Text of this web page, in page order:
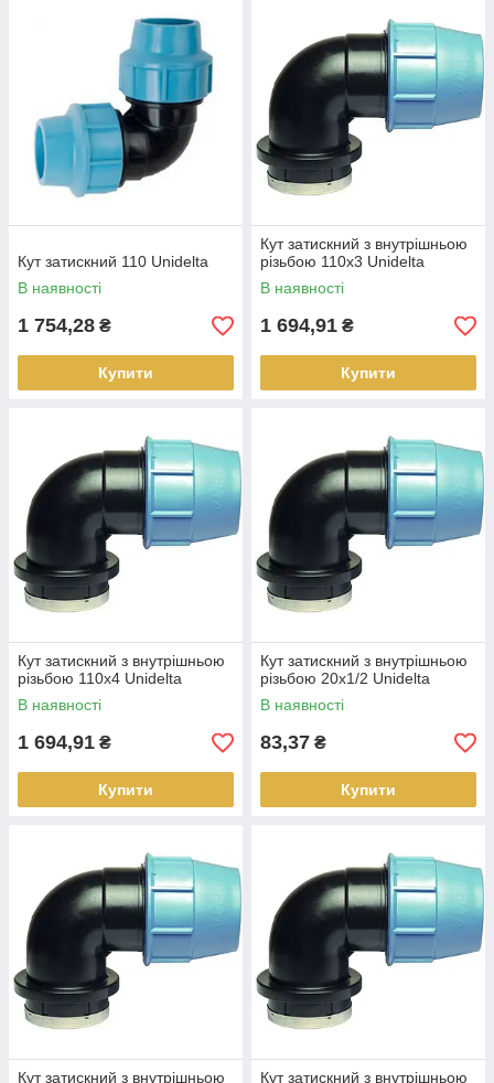
Кут затискний 110 Unidelta
В наявності
1 754,28 ₴
Купити
Кут затискний з внутрішньою
різьбою 110х3 Unidelta
В наявності
1 694,91 ₴
Купити
Кут затискний з внутрішньою
різьбою 110х4 Unidelta
В наявності
1 694,91 ₴
Купити
Кут затискний з внутрішньою
різьбою 20х1/2 Unidelta
В наявності
83,37 ₴
Купити
Кут затискний з внутрішньою Кут затискний з внутрішньою